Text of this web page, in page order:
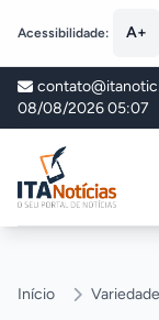
Acessibilidade: A+
08/08/2026 05:07
ITA Notícias
Início